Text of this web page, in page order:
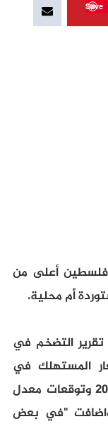
Save
أعلى من
أم محلية.
التضخم في
المستهلك في
فلسطين خلال الربع الرابع من العام 2013 وتوقعات معدل
واضافت "في بعض